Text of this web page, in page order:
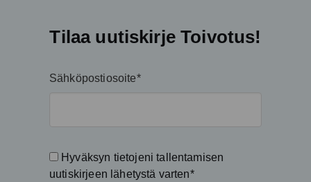
Tilaa uutiskirje Toivotus!
Sähköpostiosoite*
Hyväksyn tietojeni tallentamisen
uutiskirjeen lähetystä varten*